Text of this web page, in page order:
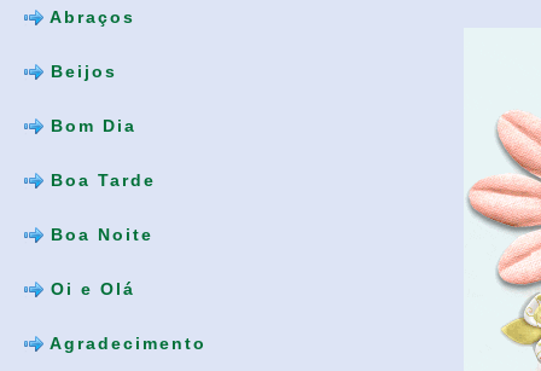
Abraços
Beijos
Bom Dia
Boa Tarde
Boa Noite
Oi e Olá
Agradecimento